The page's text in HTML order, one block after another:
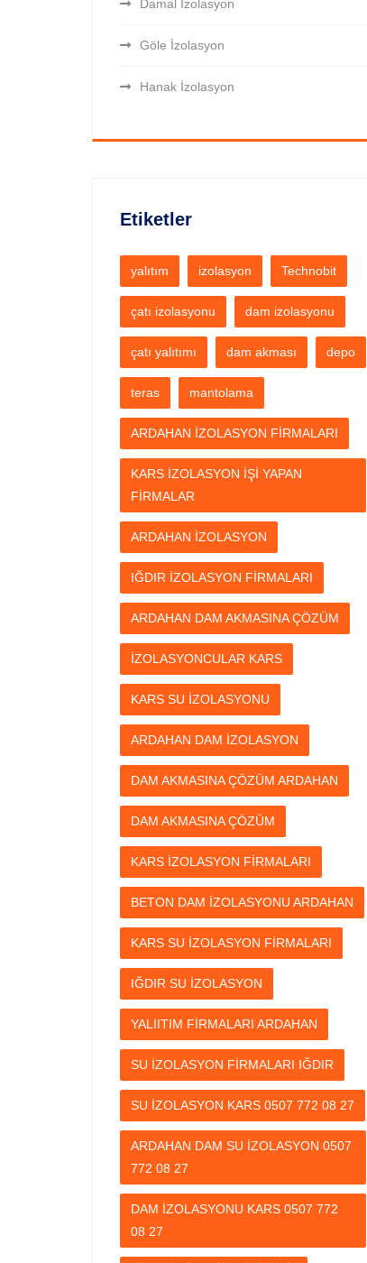
Damal İzolasyon
Göle İzolasyon
Hanak İzolasyon
Etiketler
yalıtım izolasyon Technobit
çatı izolasyonu dam izolasyonu
çatı yalıtımı dam akması depo
teras mantolama
ARDAHAN İZOLASYON FİRMALARI
KARS İZOLASYON İŞİ YAPAN
FİRMALAR
ARDAHAN İZOLASYON
IĞDIR İZOLASYON FİRMALARI
ARDAHAN DAM AKMASINA ÇÖZÜM
İZOLASYONCULAR KARS
KARS SU İZOLASYONU
ARDAHAN DAM İZOLASYON
DAM AKMASINA ÇÖZÜM ARDAHAN
DAM AKMASINA ÇÖZÜM
KARS İZOLASYON FİRMALARI
BETON DAM İZOLASYONU ARDAHAN
KARS SU İZOLASYON FİRMALARI
IĞDIR SU İZOLASYON
YALIITIM FİRMALARI ARDAHAN
SU İZOLASYON FİRMALARI IĞDIR
SU İZOLASYON KARS 0507 772 08 27
ARDAHAN DAM SU İZOLASYON 0507
772 08 27
DAM İZOLASYONU KARS 0507 772
08 27